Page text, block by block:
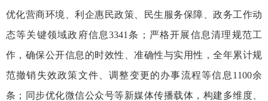
优化营商环境、利企惠民政策、民生服务保障、政务工作动
态等关键领域政府信息3341条；严格开展信息清理规范工
作，确保公开信息的时效性、准确性与实用性，全年累计规
范撤销失效政策文件、调整变更的办事流程等信息1100余
条；同步优化微信公众号等新媒体传播载体，构建多维度、